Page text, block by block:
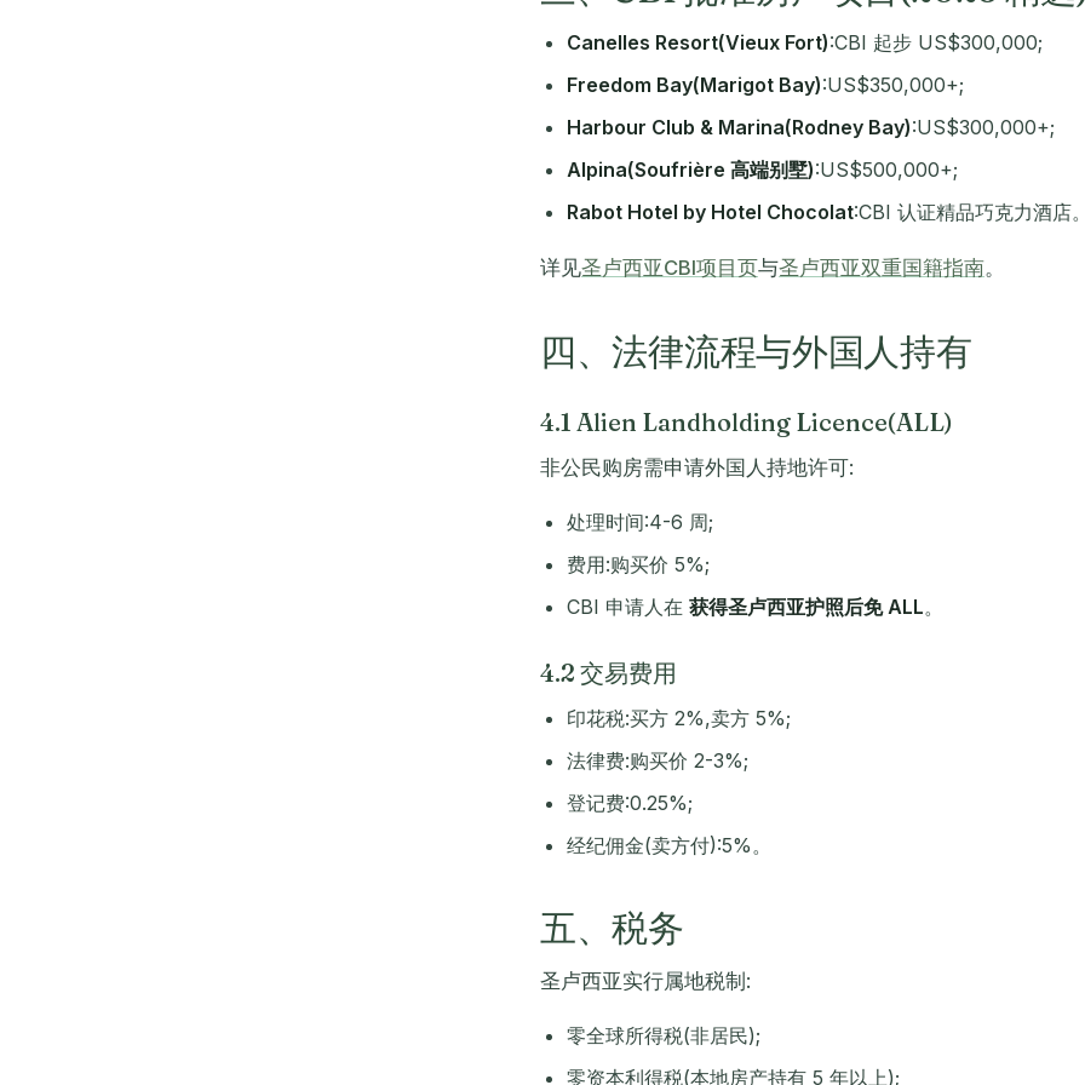
Canelles Resort(Vieux Fort):CBI 起步 US$300,000;
Freedom Bay(Marigot Bay):US$350,000+;
Harbour Club & Marina(Rodney Bay):US$300,000+;
Alpina(Soufrière 高端别墅):US$500,000+;
Rabot Hotel by Hotel Chocolat:CBI 认证精品巧克力酒店
详见圣卢西亚CBI项目页与圣卢西亚双重国籍指南。
四、法律流程与外国人持有
4.1 Alien Landholding Licence(ALL)
非公民购房需申请外国人持地许可:
处理时间:4-6 周;
费用:购买价 5%;
CBI 申请人在 获得圣卢西亚护照后免 ALL。
4.2 交易费用
印花税:买方 2%,卖方 5%;
法律费:购买价 2-3%;
登记费:0.25%;
经纪佣金(卖方付):5%。
五、税务
圣卢西亚实行属地税制:
零全球所得税(非居民);
零资本利得税(本地房产持有 5 年以上);